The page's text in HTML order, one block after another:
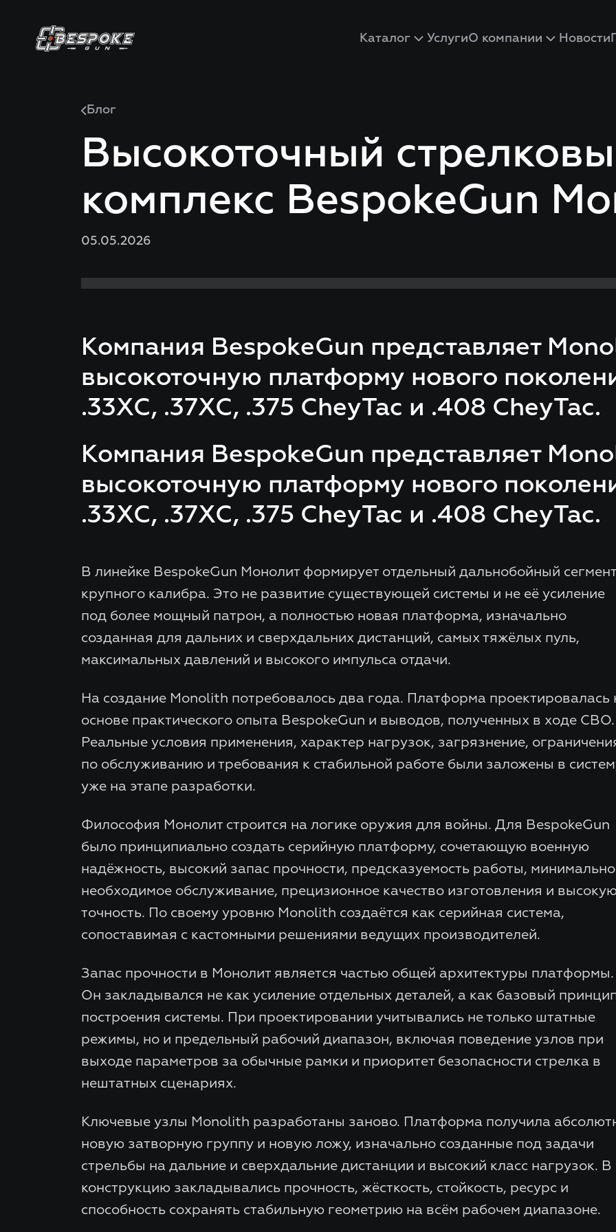
Каталог УслугиО компании Новости
Блог
Высокоточный
комплекс BespokeGun
05.05.2026
Компания BespokeGun представляет
высокоточную платформу нового
.33XC, .37XC, .375 CheyTac и .408 CheyTac.
Компания BespokeGun представляет
высокоточную платформу нового
.33XC, .37XC, .375 CheyTac и .408 CheyTac.
В линейке BespokeGun Монолит формирует отдельный дальнобойный сегмент
крупного калибра. Это не развитие существующей системы и не её усиление
под более мощный патрон, а полностью новая платформа, изначально
созданная для дальних и сверхдальних дистанций, самых тяжёлых пуль,
максимальных давлений и высокого импульса отдачи.
На создание Monolith потребовалось два года. Платформа проектировалась
основе практического опыта BespokeGun и выводов, полученных в ходе СВО.
Реальные условия применения, характер нагрузок, загрязнение,
по обслуживанию и требования к стабильной работе были заложены в
уже на этапе разработки.
Философия Монолит строится на логике оружия для войны. Для BespokeGun
было принципиально создать серийную платформу, сочетающую военную
надёжность, высокий запас прочности, предсказуемость работы, минимально
необходимое обслуживание, прецизионное качество изготовления и
точность. По своему уровню Monolith создаётся как серийная система,
сопоставимая с кастомными решениями ведущих производителей.
Запас прочности в Монолит является частью общей архитектуры платформы.
Он закладывался не как усиление отдельных деталей, а как базовый
построения системы. При проектировании учитывались не только штатные
режимы, но и предельный рабочий диапазон, включая поведение узлов при
выходе параметров за обычные рамки и приоритет безопасности стрелка в
нештатных сценариях.
Ключевые узлы Monolith разработаны заново. Платформа получила
новую затворную группу и новую ложу, изначально созданные под задачи
стрельбы на дальние и сверхдальние дистанции и высокий класс нагрузок. В
конструкцию закладывались прочность, жёсткость, стойкость, ресурс и
способность сохранять стабильную геометрию на всём рабочем диапазоне.